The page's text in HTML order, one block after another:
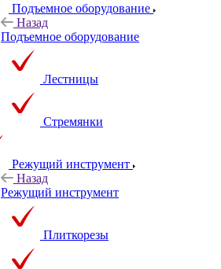
Подъемное оборудование
Назад
Подъемное оборудование
Лестницы
Стремянки
Режущий инструмент
Назад
Режущий инструмент
Плиткорезы